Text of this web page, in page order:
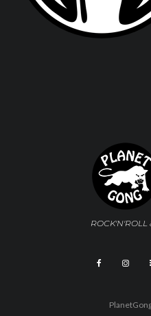
ROCK'N'ROLL